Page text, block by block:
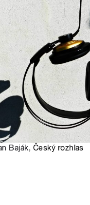
Baják, Český rozhlas